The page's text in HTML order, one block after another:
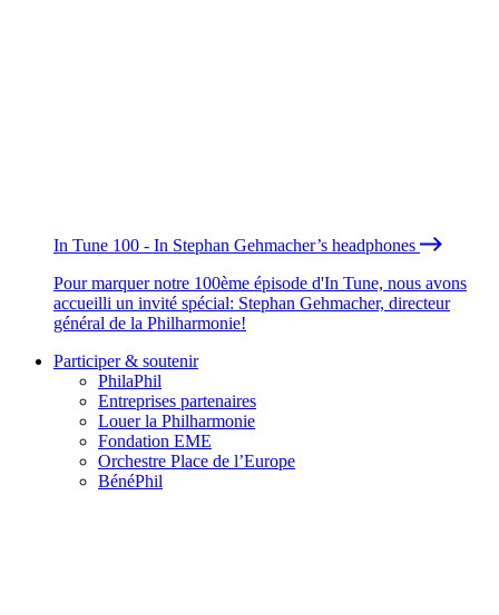
In Tune 100 - In Stephan Gehmacher’s headphones
Pour marquer notre 100ème épisode d'In Tune, nous avons
accueilli un invité spécial: Stephan Gehmacher, directeur
général de la Philharmonie!
Participer & soutenir
PhilaPhil
Entreprises partenaires
Louer la Philharmonie
Fondation EME
Orchestre Place de l’Europe
BénéPhil